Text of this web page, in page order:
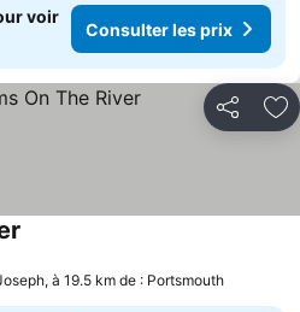
voir
Consulter les prix
Partager
à 19.5 km de : Portsmouth